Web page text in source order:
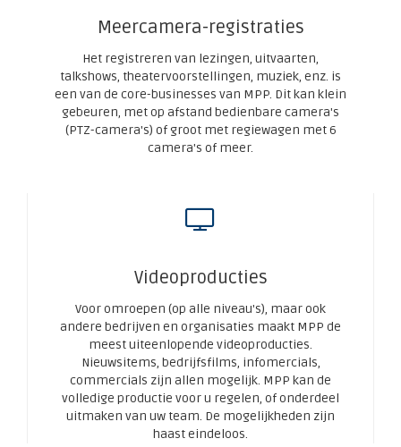
Meercamera-registraties
Het registreren van lezingen, uitvaarten,
talkshows, theatervoorstellingen, muziek, enz. is
een van de core-businesses van MPP. Dit kan klein
gebeuren, met op afstand bedienbare camera's
(PTZ-camera's) of groot met regiewagen met 6
camera's of meer.
Videoproducties
Voor omroepen (op alle niveau's), maar ook
andere bedrijven en organisaties maakt MPP de
meest uiteenlopende videoproducties.
Nieuwsitems, bedrijfsfilms, infomercials,
commercials zijn allen mogelijk. MPP kan de
volledige productie voor u regelen, of onderdeel
uitmaken van uw team. De mogelijkheden zijn
haast eindeloos.